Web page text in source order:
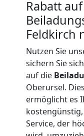
Rabatt
Feldkirch
Nutzen Sie
sichern Sie
auf die
Oberursel.
ermöglicht es
Service, der
Feldkirch
Kleiner
Umzug
Feldkirch